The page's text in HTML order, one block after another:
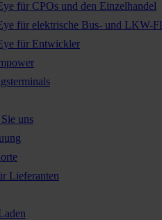
für CPOs und den Einzelhandel
für elektrische Bus- und LKW-
für Entwickler
uns
Lieferanten